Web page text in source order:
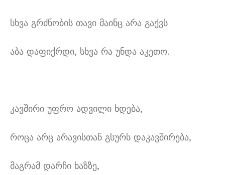
სხვა გრძნობის თავი მაინც არა გაქვს
აბა დაფიქრდი, სხვა რა უნდა აკეთო.
კავშირი უფრო ადვილი ხდება,
როცა არც არავისთან გსურს დაკავშირება,
მაგრამ დარჩი ხაზზე,